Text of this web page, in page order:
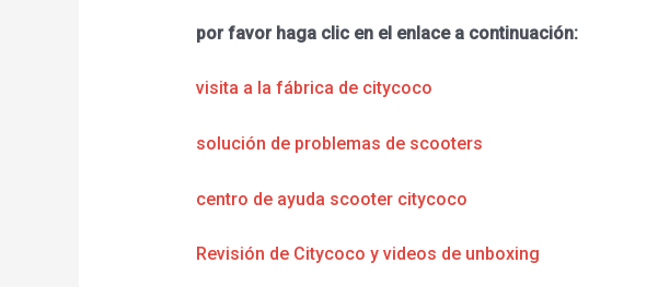
por favor haga clic en el enlace a continuación:
visita a la fábrica de citycoco
solución de problemas de scooters
centro de ayuda scooter citycoco
Revisión de Citycoco y videos de unboxing